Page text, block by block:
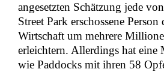
angesetzten Schätzung jede
Street Park erschossene
Wirtschaft um mehrere
erleichtern. Allerdings hat eine
wie Paddocks mit ihren 58